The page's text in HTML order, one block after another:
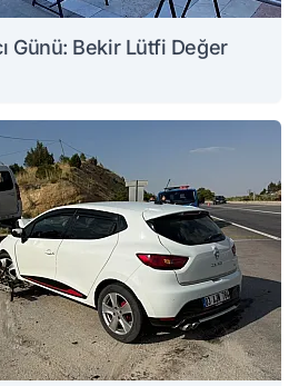
Günü: Bekir Lütfi Değer